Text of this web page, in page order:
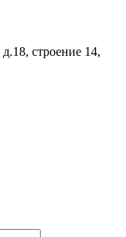
строение 14,